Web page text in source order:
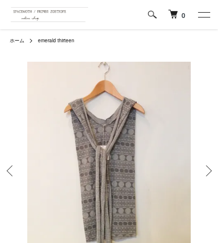
0
ホーム emerald thirteen